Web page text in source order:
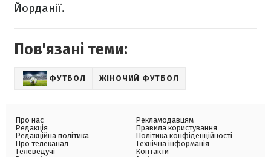
Йорданії.
Пов'язані теми:
ФУТБОЛ ЖІНОЧИЙ ФУТБОЛ
Про нас
Редакція
Редакційна політика
Про телеканал
Телеведучі
Рекламодавцям
Правила користування
Політика конфіденційності
Технічна інформація
Контакти